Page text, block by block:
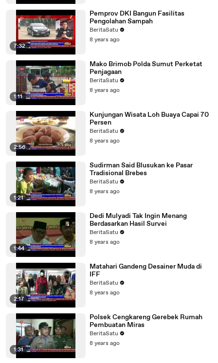
7:32
Pemprov DKI Bangun Fasilitas
Pengolahan Sampah
BeritaSatu
8 years ago
1:11
Mako Brimob Polda Sumut Perketat
Penjagaan
BeritaSatu
8 years ago
2:56
Kunjungan Wisata Loh Buaya Capai 70
Persen
BeritaSatu
8 years ago
1:21
Sudirman Said Blusukan ke Pasar
Tradisional Brebes
BeritaSatu
8 years ago
1:44
Dedi Mulyadi Tak Ingin Menang
Berdasarkan Hasil Survei
BeritaSatu
8 years ago
2:17
Matahari Gandeng Desainer Muda di
IFF
BeritaSatu
8 years ago
1:31
Polsek Cengkareng Gerebek Rumah
Pembuatan Miras
BeritaSatu
8 years ago